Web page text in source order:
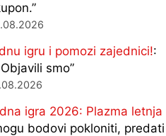
”
igru i pomozi zajednici!:
smo”
igra 2026: Plazma letnja
bodovi pokloniti, predati